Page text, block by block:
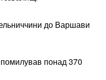
до Варшави
понад 370